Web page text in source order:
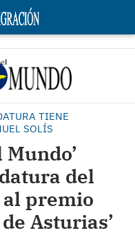
TIENE
SOLÍS
del
al premio
Asturias’